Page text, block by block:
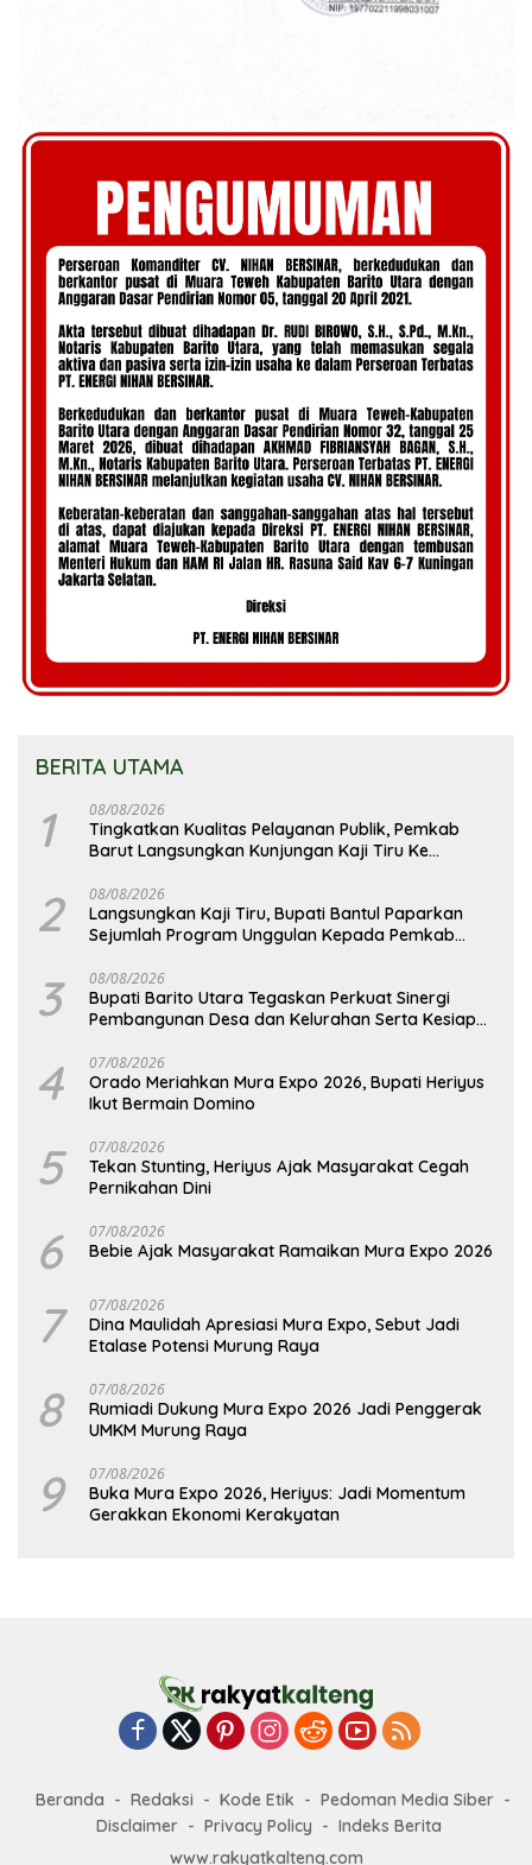
BERITA UTAMA
1 08/08/2026
Tingkatkan Kualitas Pelayanan Publik, Pemkab
Barut Langsungkan Kunjungan Kaji Tiru Ke
2 08/08/2026
Langsungkan Kaji Tiru, Bupati Bantul Paparkan
Sejumlah Program Unggulan Kepada Pemkab
3 08/08/2026
Bupati Barito Utara Tegaskan Perkuat Sinergi
Pembangunan Desa dan Kelurahan Serta Kesiapan
4 07/08/2026
Orado Meriahkan Mura Expo 2026, Bupati Heriyus
Ikut Bermain Domino
5 07/08/2026
Tekan Stunting, Heriyus Ajak Masyarakat Cegah
Pernikahan Dini
6 07/08/2026
Bebie Ajak Masyarakat Ramaikan Mura Expo 2026
7 07/08/2026
Dina Maulidah Apresiasi Mura Expo, Sebut Jadi
Etalase Potensi Murung Raya
8 07/08/2026
Rumiadi Dukung Mura Expo 2026 Jadi Penggerak
UMKM Murung Raya
9 07/08/2026
Buka Mura Expo 2026, Heriyus: Jadi Momentum
Gerakkan Ekonomi Kerakyatan
Beranda Redaksi Kode Etik
Pedoman Media Siber
Disclaimer
Privacy Policy
Indeks Berita
www.rakyatkalteng.com